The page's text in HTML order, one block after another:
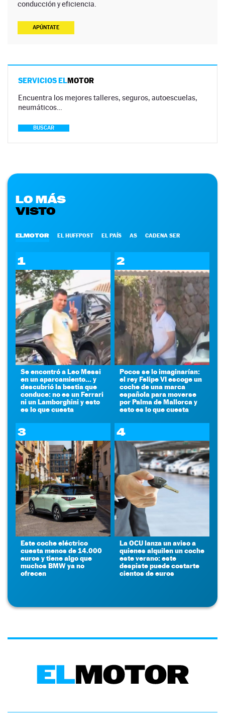
conducción y eficiencia.
APÚNTATE
SERVICIOS ELMOTOR
Encuentra los mejores talleres, seguros, autoescuelas,
neumáticos…
BUSCAR
LO MÁS
VISTO
ELMOTOR EL HUFFPOST EL PAÍS AS CADENA SER
1
Se encontró a Leo Messi
en un aparcamiento... y
descubrió la bestia que
conduce: no es un Ferrari
ni un Lamborghini y esto
es lo que cuesta
2
Pocos se lo imaginarían:
el rey Felipe VI escoge un
coche de una marca
española para moverse
por Palma de Mallorca y
esto es lo que cuesta
3
Este coche eléctrico
cuesta menos de 14.000
euros y tiene algo que
muchos BMW ya no
ofrecen
4
La OCU lanza un aviso a
quienes alquilen un coche
este verano: este
despiste puede costarte
cientos de euros